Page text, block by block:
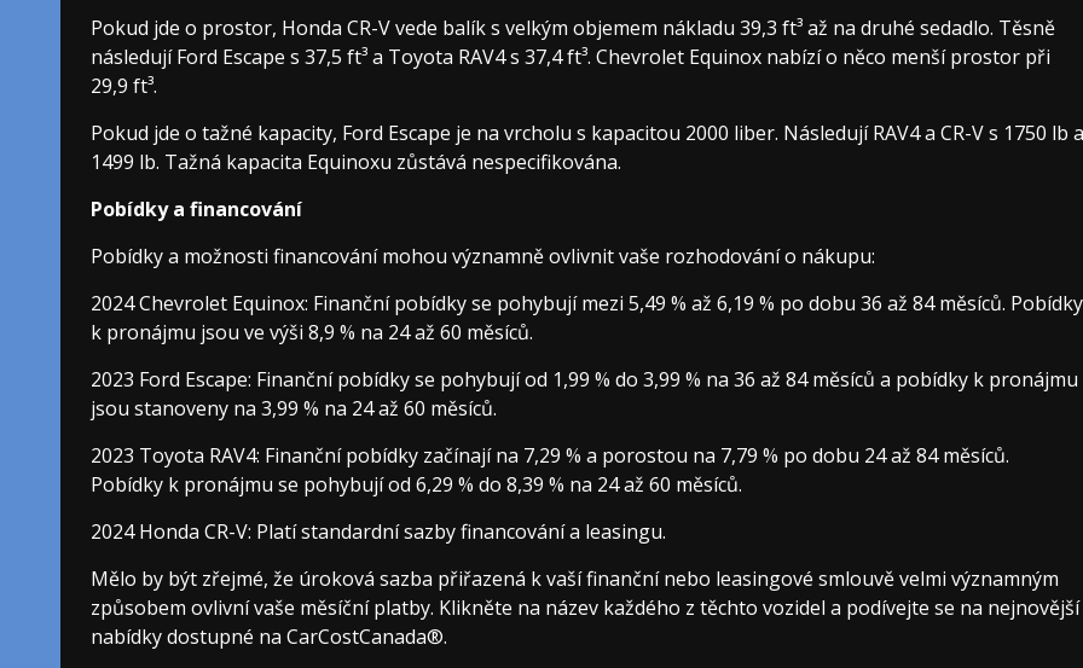
Pokud jde o prostor, Honda CR-V vede balík s velkým objemem nákladu 39,3 ft³ až na druhé sedadlo. Těsně
následují Ford Escape s 37,5 ft³ a Toyota RAV4 s 37,4 ft³. Chevrolet Equinox nabízí o něco menší prostor při
29,9 ft³.
Pokud jde o tažné kapacity, Ford Escape je na vrcholu s kapacitou 2000 liber. Následují RAV4 a CR-V s 1750 lb a
1499 lb. Tažná kapacita Equinoxu zůstává nespecifikována.
Pobídky a financování
Pobídky a možnosti financování mohou významně ovlivnit vaše rozhodování o nákupu:
2024 Chevrolet Equinox: Finanční pobídky se pohybují mezi 5,49 % až 6,19 % po dobu 36 až 84 měsíců. Pobídky
k pronájmu jsou ve výši 8,9 % na 24 až 60 měsíců.
2023 Ford Escape: Finanční pobídky se pohybují od 1,99 % do 3,99 % na 36 až 84 měsíců a pobídky k pronájmu
jsou stanoveny na 3,99 % na 24 až 60 měsíců.
2023 Toyota RAV4: Finanční pobídky začínají na 7,29 % a porostou na 7,79 % po dobu 24 až 84 měsíců.
Pobídky k pronájmu se pohybují od 6,29 % do 8,39 % na 24 až 60 měsíců.
2024 Honda CR-V: Platí standardní sazby financování a leasingu.
Mělo by být zřejmé, že úroková sazba přiřazená k vaší finanční nebo leasingové smlouvě velmi významným
způsobem ovlivní vaše měsíční platby. Klikněte na název každého z těchto vozidel a podívejte se na nejnovější
nabídky dostupné na CarCostCanada®.